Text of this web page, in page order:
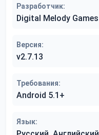
Разработчик:
Digital Melody Games
Версия:
v2.7.13
Требования:
Android 5.1+
Язык: